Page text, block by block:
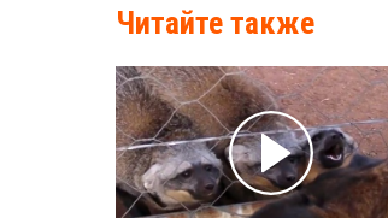
Читайте также